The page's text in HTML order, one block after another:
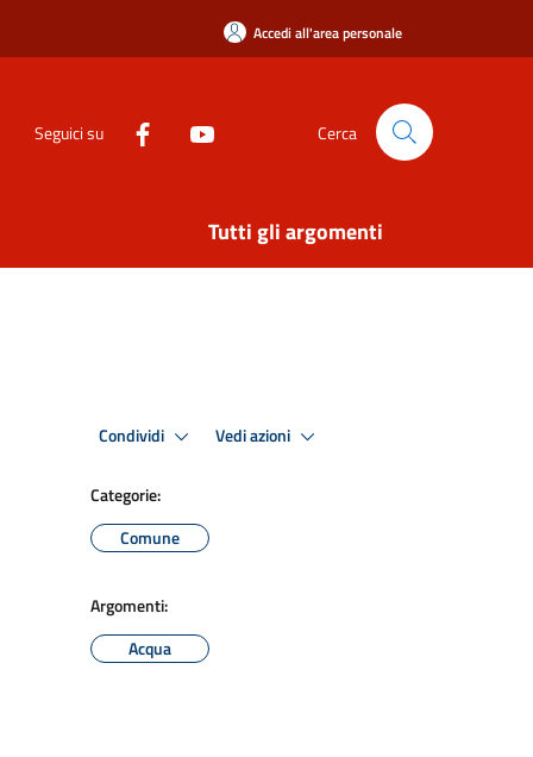
Accedi all'area personale
Seguici su Cerca
Tutti gli argomenti
Condividi Vedi azioni
Categorie:
Comune
Argomenti:
Acqua